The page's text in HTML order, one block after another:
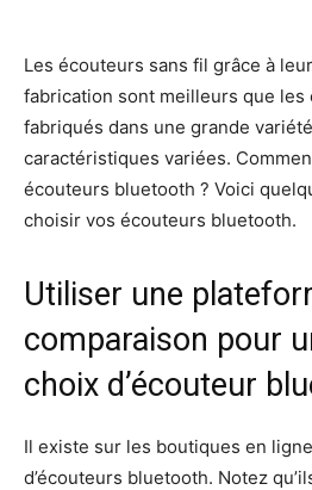
Les écouteurs sans fil grâce à
fabrication sont meilleurs que les
fabriqués dans une grande
caractéristiques variées.
écouteurs bluetooth ? Voici
choisir vos écouteurs bluetooth.
Utiliser une
comparaison pour
choix d’écouteur
Il existe sur les boutiques en
d’écouteurs bluetooth. Notez